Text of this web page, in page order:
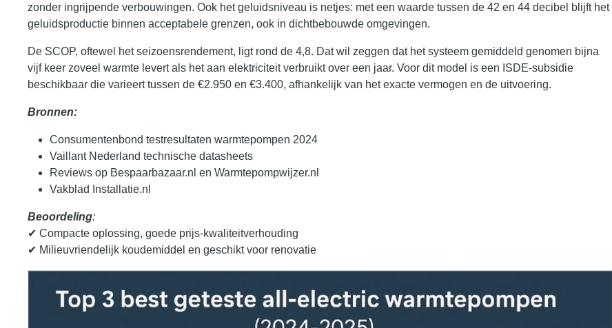
zonder ingrijpende verbouwingen. Ook het geluidsniveau is netjes: met een waarde tussen de 42 en 44 decibel blijft het
geluidsproductie binnen acceptabele grenzen, ook in dichtbebouwde omgevingen.
De SCOP, oftewel het seizoensrendement, ligt rond de 4,8. Dat wil zeggen dat het systeem gemiddeld genomen bijna
vijf keer zoveel warmte levert als het aan elektriciteit verbruikt over een jaar. Voor dit model is een ISDE-subsidie
beschikbaar die varieert tussen de €2.950 en €3.400, afhankelijk van het exacte vermogen en de uitvoering.
Bronnen:
Consumentenbond testresultaten warmtepompen 2024
Vaillant Nederland technische datasheets
Reviews op Bespaarbazaar.nl en Warmtepompwijzer.nl
Vakblad Installatie.nl
Beoordeling:
✔ Compacte oplossing, goede prijs-kwaliteitverhouding
✔ Milieuvriendelijk koudemiddel en geschikt voor renovatie